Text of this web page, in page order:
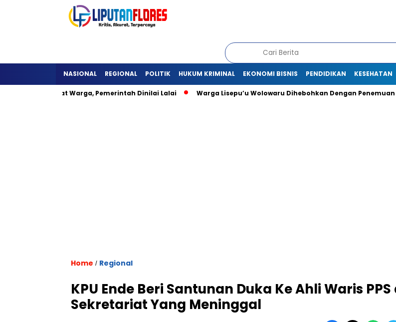
NASIONAL REGIONAL POLITIK HUKUM KRIMINAL EKONOMI BISNIS PENDIDIKAN KESEHATAN
Hambat Warga, Pemerintah Dinilai Lalai Warga Lisepu’u Wolowaru Dihebohkan Dengan Penemuan
Home / Regional
KPU Ende Beri Santunan Duka Ke Ahli Waris
Sekretariat Yang Meninggal